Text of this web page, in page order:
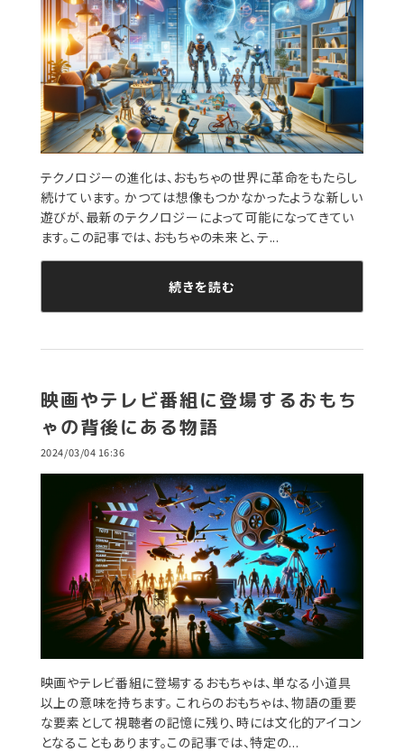
テクノロジーの進化は、おもちゃの世界に革命をもたらし
続けています。 かつては想像もつかなかったような新しい
遊びが、最新のテクノロジーによって可能になってきてい
ます。この記事では、おもちゃの未来と、テ...
続きを読む
映画やテレビ番組に登場するおもち
ゃの背後にある物語
2024/03/04 16:36
映画やテレビ番組に登場するおもちゃは、単なる小道具
以上の意味を持ちます。 これらのおもちゃは、物語の重要
な要素として視聴者の記憶に残り、時には文化的アイコン
となることもあります。この記事では、特定の...